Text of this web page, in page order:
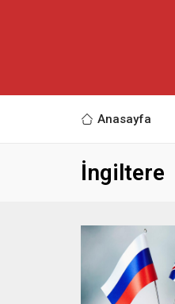
Anasayfa
İngiltere